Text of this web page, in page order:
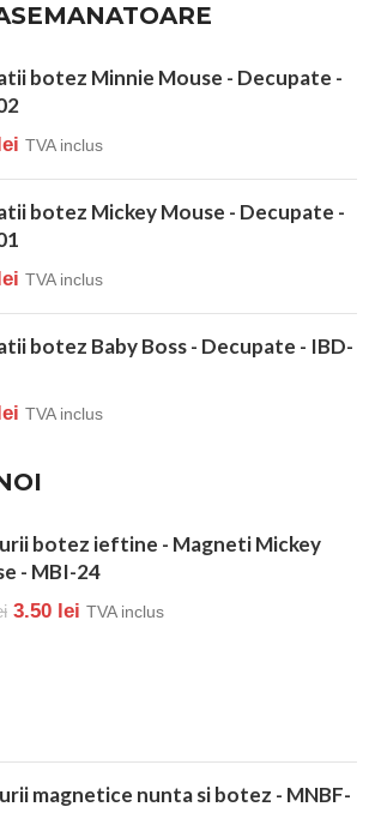
botez Minnie Mouse - Decupate -
lei TVA inclus
botez Mickey Mouse - Decupate -
lei TVA inclus
botez Baby Boss - Decupate - IBD-
lei TVA inclus
botez ieftine - Magneti Mickey
- MBI-24
3.50 lei TVA inclus
magnetice nunta si botez - MNBF-